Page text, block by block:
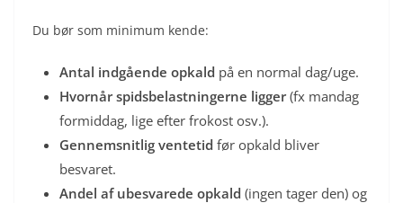
Du bør som minimum kende:
Antal indgående opkald på en normal dag/uge.
Hvornår spidsbelastningerne ligger(fx mandag
formiddag, lige efter frokost osv.).
Gennemsnitlig ventetid før opkald bliver
besvaret.
Andel af ubesvarede opkald (ingen tager den) og